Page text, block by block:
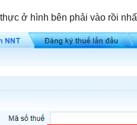
ở hình bên phải vào rồi